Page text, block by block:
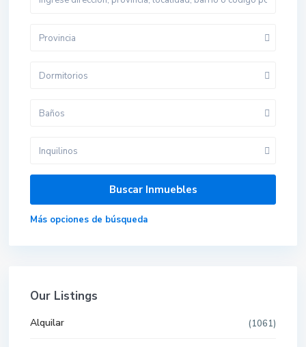
Provincia
Dormitorios
Baños
Inquilinos
Más opciones de búsqueda
Our Listings
Alquilar (1061)